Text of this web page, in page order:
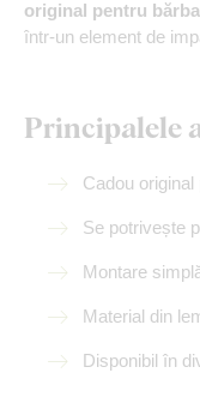
original pentru
într-un element de
Principalele
Cadou original
Se potrivește
Montare
Material din
Disponibil în